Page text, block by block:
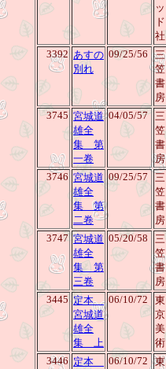
ッ
ド
社
3392 あすの
別れ
09/25/56
三
笠
書
房
3745 宮城道
雄全
集 第
一卷
04/05/57 三
笠
書
房
3746 宮城道
雄全
集 第
二卷
09/25/57
三
笠
書
房
3747 宮城道
雄全
集 第
三卷
05/20/58
三
笠
書
房
3445 定本
宮城道
雄全
集 上
06/10/72
東
京
美
術
3446 定本
06/10/72
東